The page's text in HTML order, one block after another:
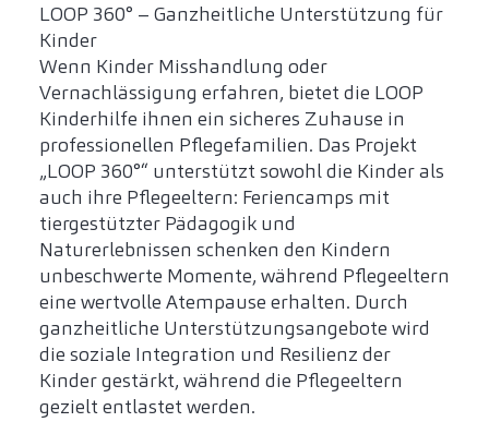
LOOP 360° – Ganzheitliche Unterstützung für
Kinder
Wenn Kinder Misshandlung oder
Vernachlässigung erfahren, bietet die LOOP
Kinderhilfe ihnen ein sicheres Zuhause in
professionellen Pflegefamilien. Das Projekt
„LOOP 360°“ unterstützt sowohl die Kinder als
auch ihre Pflegeeltern: Feriencamps mit
tiergestützter Pädagogik und
Naturerlebnissen schenken den Kindern
unbeschwerte Momente, während Pflegeeltern
eine wertvolle Atempause erhalten. Durch
ganzheitliche Unterstützungsangebote wird
die soziale Integration und Resilienz der
Kinder gestärkt, während die Pflegeeltern
gezielt entlastet werden.